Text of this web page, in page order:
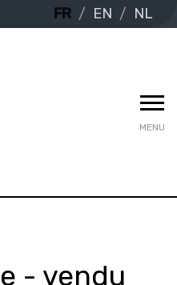
FR EN NL
MENU
- vendu